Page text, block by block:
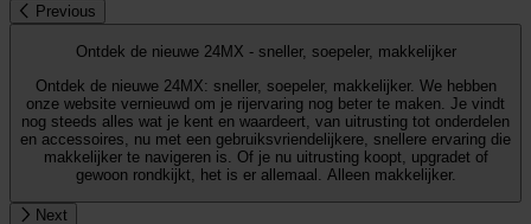
Previous
Ontdek de nieuwe 24MX - sneller, soepeler, makkelijker
Ontdek de nieuwe 24MX: sneller, soepeler, makkelijker. We hebben
onze website vernieuwd om je rijervaring nog beter te maken. Je vindt
nog steeds alles wat je kent en waardeert, van uitrusting tot onderdelen
en accessoires, nu met een gebruiksvriendelijkere, snellere ervaring die
makkelijker te navigeren is. Of je nu uitrusting koopt, upgradet of
gewoon rondkijkt, het is er allemaal. Alleen makkelijker.
Next